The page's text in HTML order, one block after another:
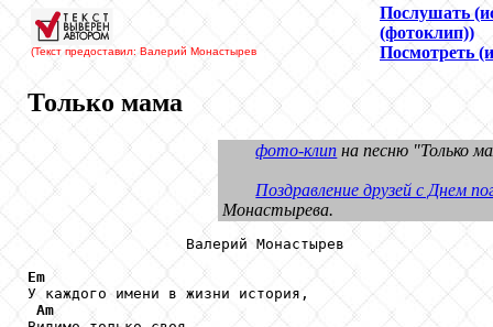
(Текст предоставил: Валерий Монастырев
Послушать
(фотоклип))
Посмотреть
Только мама
фото-клип на песню "Только
Поздравление друзей с Днем
Монастырева.
                  Валерий Монастырев
Em
У каждого имени в жизни история,
Am